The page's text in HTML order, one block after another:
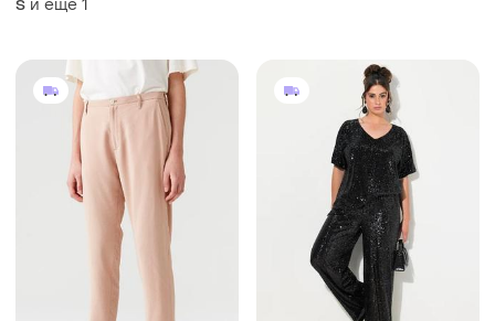
небольшой матней,
S и еще 1